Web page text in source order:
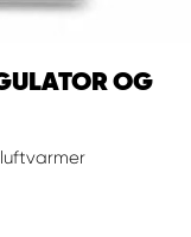
OG